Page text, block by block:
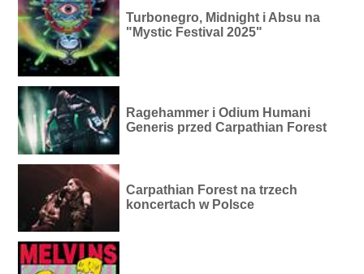
Turbonegro, Midnight i Absu na
"Mystic Festival 2025"
Ragehammer i Odium Humani
Generis przed Carpathian Forest
Carpathian Forest na trzech
koncertach w Polsce